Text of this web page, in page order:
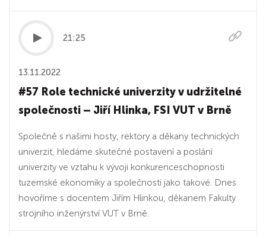
21:25
13.11.2022
#57 Role technické univerzity v udržitelné
společnosti – Jiří Hlinka, FSI VUT v Brně
Společně s našimi hosty, rektory a děkany technických
univerzit, hledáme skutečné postavení a poslání
univerzity ve vztahu k vývoji konkurenceschopnosti
tuzemské ekonomiky a společnosti jako takové. Dnes
hovoříme s docentem Jiřím Hlinkou, děkanem Fakulty
strojního inženýrství VUT v Brně.